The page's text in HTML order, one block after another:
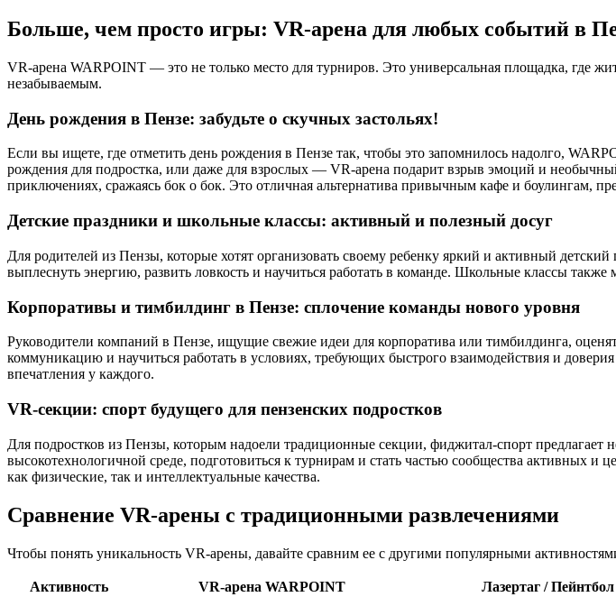
Больше, чем просто игры: VR-арена для любых событий в
VR-арена WARPOINT — это не только место для турниров. Это универсальная площадка, где
незабываемым.
День рождения в Пензе: забудьте о скучных застольях!
Если вы ищете, где отметить день рождения в Пензе так, чтобы это запомнилось надолго,
рождения для подростка, или даже для взрослых — VR-арена подарит взрыв эмоций и
приключениях, сражаясь бок о бок. Это отличная альтернатива привычным кафе и боулингам,
Детские праздники и школьные классы: активный и полезный досуг
Для родителей из Пензы, которые хотят организовать своему ребенку яркий и активный
выплеснуть энергию, развить ловкость и научиться работать в команде. Школьные классы
Корпоративы и тимбилдинг в Пензе: сплочение команды нового уровня
Руководители компаний в Пензе, ищущие свежие идеи для корпоратива или тимбилдинга,
коммуникацию и научиться работать в условиях, требующих быстрого взаимодействия и
впечатления у каждого.
VR-секции: спорт будущего для пензенских подростков
Для подростков из Пензы, которым надоели традиционные секции, фиджитал-спорт предлагает
высокотехнологичной среде, подготовиться к турнирам и стать частью сообщества активных и
как физические, так и интеллектуальные качества.
Сравнение VR-арены с традиционными развлечениями
Чтобы понять уникальность VR-арены, давайте сравним ее с другими популярными
Активность VR-арена WARPOINT Лазертаг / Пейнтбол